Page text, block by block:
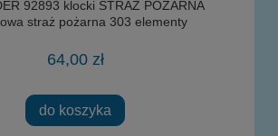
92893 klocki STRAŻ POŻARNA
straż pożarna 303 elementy
64,00 zł
do koszyka